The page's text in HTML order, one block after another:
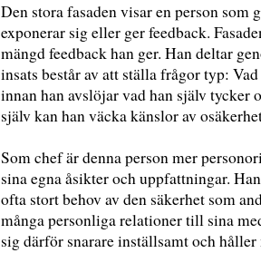
Den stora fasaden visar en person
exponerar sig eller ger feedback.
mängd feedback han ger. Han deltar
insats består av att ställa frågor typ:
innan han avslöjar vad han själv tycker
själv kan han väcka känslor av
Som chef är denna person mer
sina egna åsikter och uppfattningar.
ofta stort behov av den säkerhet som
många personliga relationer till sina
sig därför snarare inställsamt och